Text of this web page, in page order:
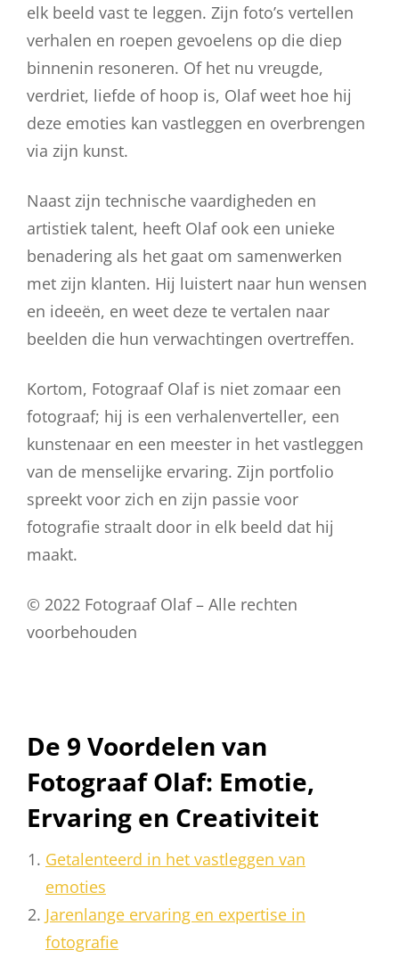
elk beeld vast te leggen. Zijn foto’s vertellen
verhalen en roepen gevoelens op die diep
binnenin resoneren. Of het nu vreugde,
verdriet, liefde of hoop is, Olaf weet hoe hij
deze emoties kan vastleggen en overbrengen
via zijn kunst.
Naast zijn technische vaardigheden en
artistiek talent, heeft Olaf ook een unieke
benadering als het gaat om samenwerken
met zijn klanten. Hij luistert naar hun wensen
en ideeën, en weet deze te vertalen naar
beelden die hun verwachtingen overtreffen.
Kortom, Fotograaf Olaf is niet zomaar een
fotograaf; hij is een verhalenverteller, een
kunstenaar en een meester in het vastleggen
van de menselijke ervaring. Zijn portfolio
spreekt voor zich en zijn passie voor
fotografie straalt door in elk beeld dat hij
maakt.
© 2022 Fotograaf Olaf – Alle rechten
voorbehouden
De 9 Voordelen van
Fotograaf Olaf: Emotie,
Ervaring en Creativiteit
Getalenteerd in het vastleggen van
emoties
Jarenlange ervaring en expertise in
fotografie